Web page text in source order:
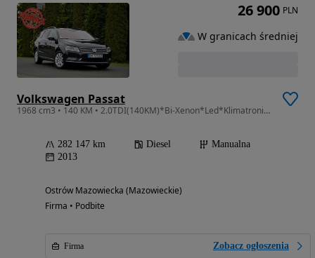
Volkswagen Passat
1968 cm3 • 140 KM • 2.0TDI(140KM)*Bi-Xenon*Led*Klimatronik*El.Fotel*Welur*Reling*Alu16"ASO
282 147 km Diesel
Manualna
2013
Ostrów Mazowiecka (Mazowieckie)
Firma • Podbite
Firma Zobacz ogłoszenia
26 900 PLN
W granicach średniej